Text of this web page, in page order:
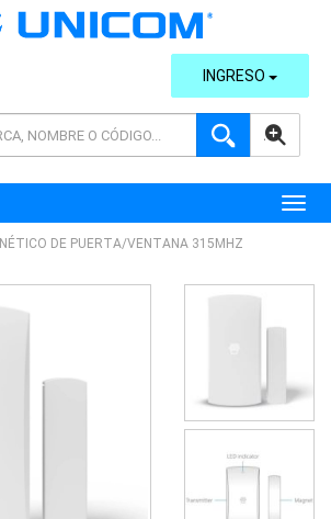
AVANZADA
INGRESO
DE PUERTA/VENTANA 315MHZ